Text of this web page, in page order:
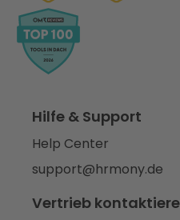
Hilfe & Support
Help Center
support@hrmony.de
Vertrieb